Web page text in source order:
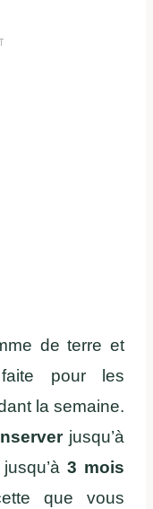
de terre et
pour les
la semaine.
jusqu’à
3 mois
que vous